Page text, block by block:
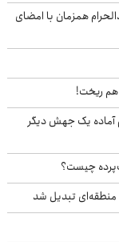
همزمان با امضای
هم ریخت!
مرداد ۱۴۰۵/ بازار سهام آماده یک جهش دیگر
تبدیل شد